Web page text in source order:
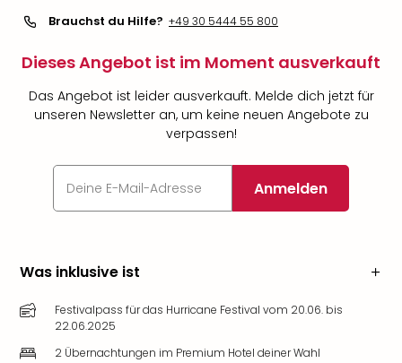
Brauchst du Hilfe? +49 30 5444 55 800
Dieses Angebot ist im Moment ausverkauft
Das Angebot ist leider ausverkauft. Melde dich jetzt für
unseren Newsletter an, um keine neuen Angebote zu
verpassen!
Anmelden
Was inklusive ist
Festivalpass für das Hurricane Festival vom 20.06. bis
22.06.2025
2 Übernachtungen im Premium Hotel deiner Wahl